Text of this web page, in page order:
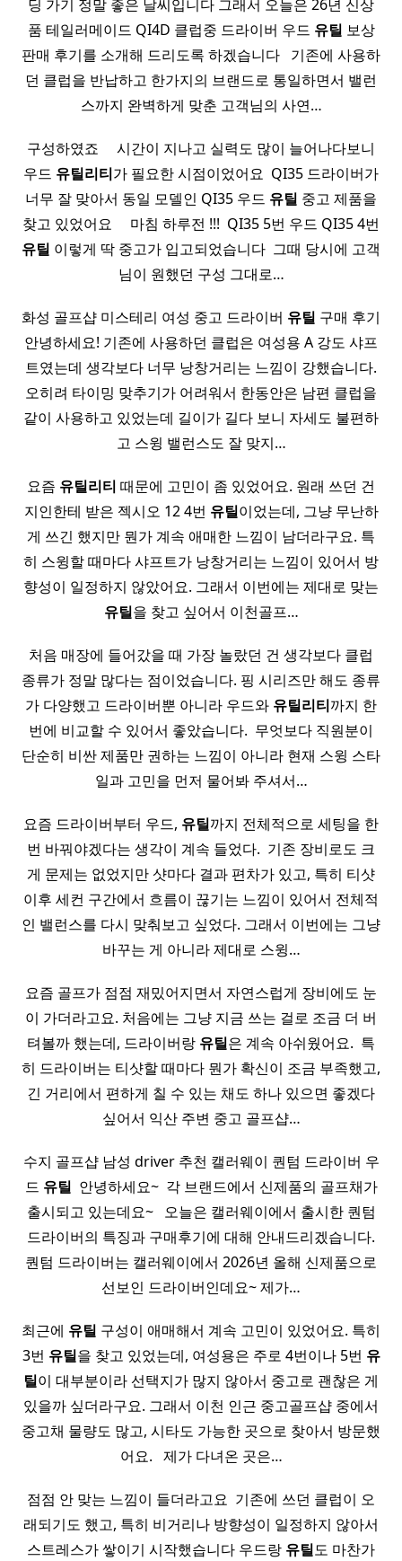
딩 가기 정말 좋은 날씨입니다 그래서 오늘은 26년 신상
품 테일러메이드 QI4D 클럽중 드라이버 우드 유틸 보상
판매 후기를 소개해 드리도록 하겠습니다 ​ ​ 기존에 사용하
던 클럽을 반납하고 한가지의 브랜드로 통일하면서 밸런
스까지 완벽하게 맞춘 고객님의 사연…
구성하였죠 ​ ​ ​ ​ 시간이 지나고 실력도 많이 늘어나다보니
우드 유틸리티가 필요한 시점이었어요 ​ QI35 드라이버가
너무 잘 맞아서 동일 모델인 QI35 우드 유틸 중고 제품을
찾고 있었어요 ​ ​ ​ ​ 마침 하루전 !!! ​ QI35 5번 우드 QI35 4번
유틸 이렇게 딱 중고가 입고되었습니다 ​ 그때 당시에 고객
님이 원했던 구성 그대로…
화성 골프샵 미스테리 여성 중고 드라이버 유틸 구매 후기
안녕하세요! 기존에 사용하던 클럽은 여성용 A 강도 샤프
트였는데 생각보다 너무 낭창거리는 느낌이 강했습니다.
오히려 타이밍 맞추기가 어려워서 한동안은 남편 클럽을
같이 사용하고 있었는데 길이가 길다 보니 자세도 불편하
고 스윙 밸런스도 잘 맞지…
요즘 유틸리티 때문에 고민이 좀 있었어요. 원래 쓰던 건
지인한테 받은 젝시오 12 4번 유틸이었는데, 그냥 무난하
게 쓰긴 했지만 뭔가 계속 애매한 느낌이 남더라구요. 특
히 스윙할 때마다 샤프트가 낭창거리는 느낌이 있어서 방
향성이 일정하지 않았어요. 그래서 이번에는 제대로 맞는
유틸을 찾고 싶어서 이천골프…
처음 매장에 들어갔을 때 가장 놀랐던 건 생각보다 클럽
종류가 정말 많다는 점이었습니다. 핑 시리즈만 해도 종류
가 다양했고 드라이버뿐 아니라 우드와 유틸리티까지 한
번에 비교할 수 있어서 좋았습니다. ​ 무엇보다 직원분이
단순히 비싼 제품만 권하는 느낌이 아니라 현재 스윙 스타
일과 고민을 먼저 물어봐 주셔서…
요즘 드라이버부터 우드, 유틸까지 전체적으로 세팅을 한
번 바꿔야겠다는 생각이 계속 들었다. ​ 기존 장비로도 크
게 문제는 없었지만 샷마다 결과 편차가 있고, 특히 티샷
이후 세컨 구간에서 흐름이 끊기는 느낌이 있어서 전체적
인 밸런스를 다시 맞춰보고 싶었다. 그래서 이번에는 그냥
바꾸는 게 아니라 제대로 스윙…
요즘 골프가 점점 재밌어지면서 자연스럽게 장비에도 눈
이 가더라고요. 처음에는 그냥 지금 쓰는 걸로 조금 더 버
텨볼까 했는데, 드라이버랑 유틸은 계속 아쉬웠어요. ​ 특
히 드라이버는 티샷할 때마다 뭔가 확신이 조금 부족했고,
긴 거리에서 편하게 칠 수 있는 채도 하나 있으면 좋겠다
싶어서 익산 주변 중고 골프샵…
수지 골프샵 남성 driver 추천 캘러웨이 퀀텀 드라이버 우
드 유틸 ​ 안녕하세요~ ​ 각 브랜드에서 신제품의 골프채가
출시되고 있는데요~ ​ ​ 오늘은 캘러웨이에서 출시한 퀀텀
드라이버의 특징과 구매후기에 대해 안내드리겠습니다.
퀀텀 드라이버는 캘러웨이에서 2026년 올해 신제품으로
선보인 드라이버인데요~ 제가…
최근에 유틸 구성이 애매해서 계속 고민이 있었어요. 특히
3번 유틸을 찾고 있었는데, 여성용은 주로 4번이나 5번 유
틸이 대부분이라 선택지가 많지 않아서 중고로 괜찮은 게
있을까 싶더라구요. 그래서 이천 인근 중고골프샵 중에서
중고채 물량도 많고, 시타도 가능한 곳으로 찾아서 방문했
어요. ​ ​ 제가 다녀온 곳은…
점점 안 맞는 느낌이 들더라고요 ​ 기존에 쓰던 클럽이 오
래되기도 했고, 특히 비거리나 방향성이 일정하지 않아서
스트레스가 쌓이기 시작했습니다 우드랑 유틸도 마찬가